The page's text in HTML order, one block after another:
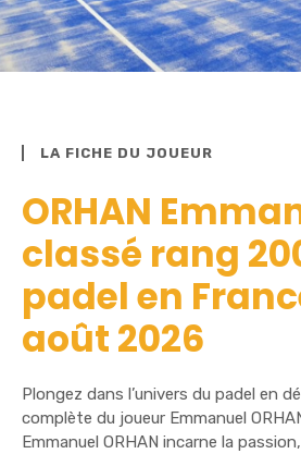
LA FICHE DU JOUEUR
ORHAN
classé rang
padel en
août 2026
Plongez dans l’univers du padel en
complète du joueur Emmanuel
Emmanuel ORHAN incarne la